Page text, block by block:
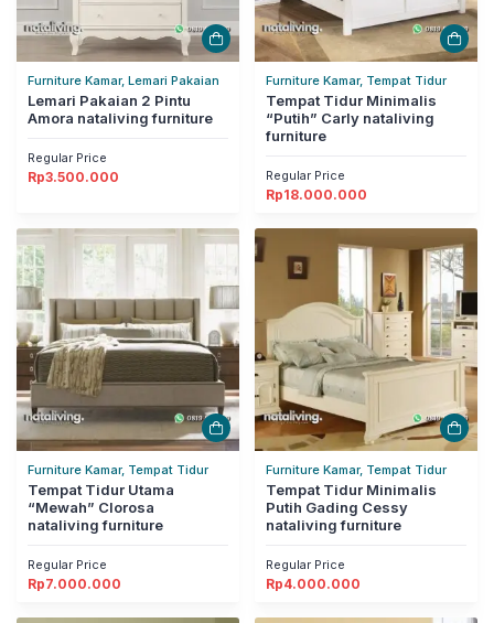
Furniture Kamar, Lemari Pakaian
Lemari Pakaian 2 Pintu
Amora nataliving furniture
Regular Price
Rp3.500.000
Furniture Kamar, Tempat Tidur
Tempat Tidur Minimalis
“Putih” Carly nataliving
furniture
Regular Price
Rp18.000.000
Furniture Kamar, Tempat Tidur
Tempat Tidur Utama
“Mewah” Clorosa
nataliving furniture
Regular Price
Rp7.000.000
Furniture Kamar, Tempat Tidur
Tempat Tidur Minimalis
Putih Gading Cessy
nataliving furniture
Regular Price
Rp4.000.000